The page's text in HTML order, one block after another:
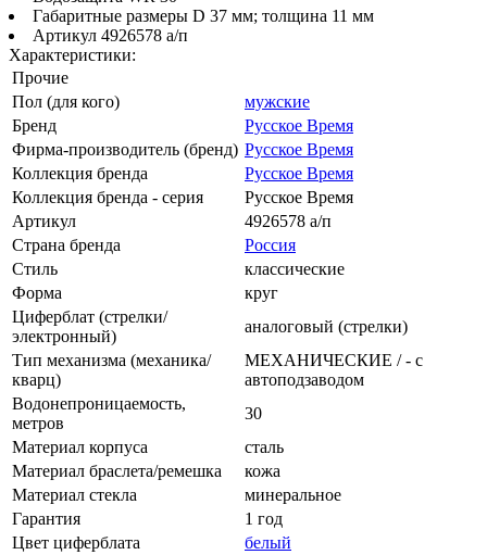
Габаритные размеры D 37 мм; толщина 11 мм
Артикул 4926578 а/п
Характеристики:
Прочие
Пол (для кого)
мужские
Бренд
Русское Время
Фирма-производитель (бренд) Русское Время
Коллекция бренда
Русское Время
Коллекция бренда - серия
Русское Время
Артикул
4926578 а/п
Страна бренда
Россия
Стиль
классические
Форма
круг
Циферблат (стрелки/
электронный)
аналоговый (стрелки)
Тип механизма (механика/
кварц)
МЕХАНИЧЕСКИЕ / - с
автоподзаводом
Водонепроницаемость,
метров
30
Материал корпуса
сталь
Материал браслета/ремешка
кожа
Материал стекла
минеральное
Гарантия
1 год
Цвет циферблата
белый